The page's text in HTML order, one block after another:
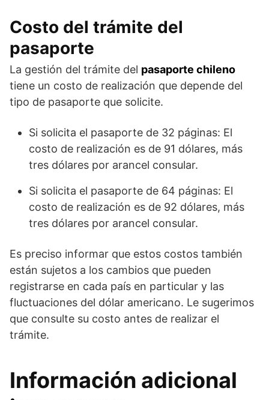
Costo del trámite del
pasaporte
La gestión del trámite del pasaporte chileno
tiene un costo de realización que depende del
tipo de pasaporte que solicite.
Si solicita el pasaporte de 32 páginas: El
costo de realización es de 91 dólares, más
tres dólares por arancel consular.
Si solicita el pasaporte de 64 páginas: El
costo de realización es de 92 dólares, más
tres dólares por arancel consular.
Es preciso informar que estos costos también
están sujetos a los cambios que pueden
registrarse en cada país en particular y las
fluctuaciones del dólar americano. Le sugerimos
que consulte su costo antes de realizar el
trámite.
Información adicional